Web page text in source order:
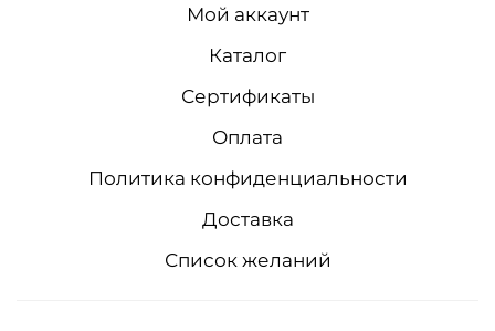
Мой аккаунт
Каталог
Сертификаты
Оплата
Политика конфиденциальности
Доставка
Список желаний